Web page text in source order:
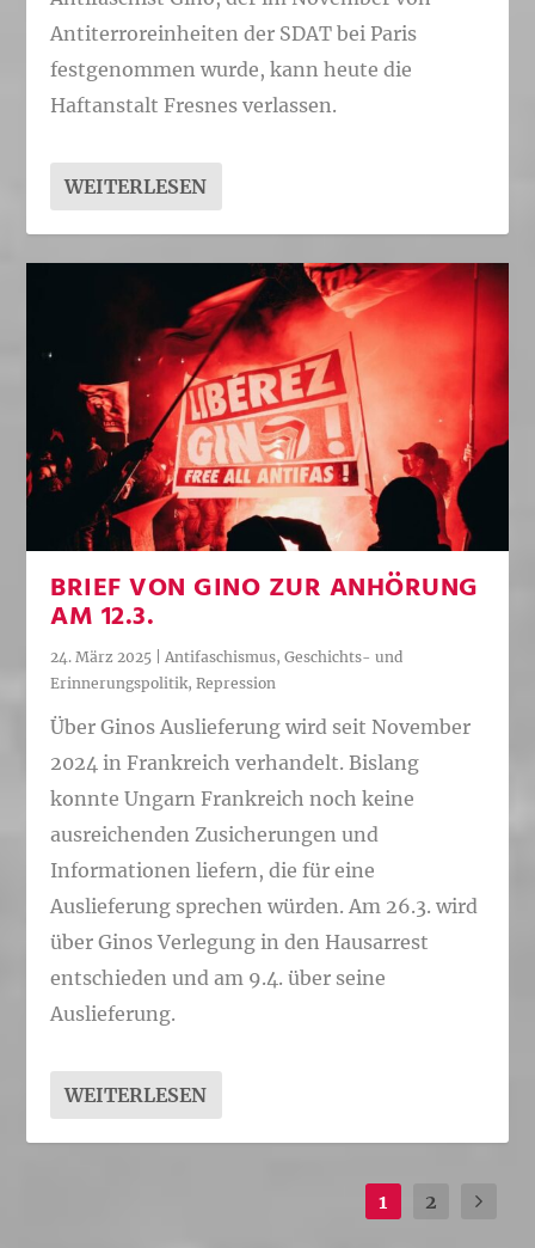
Antiterroreinheiten der SDAT bei Paris
festgenommen wurde, kann heute die
Haftanstalt Fresnes verlassen.
WEITERLESEN
BRIEF VON GINO ZUR ANHÖRUNG
AM 12.3.
24. März 2025 |Antifaschismus,Geschichts- und
Erinnerungspolitik,Repression
Über Ginos Auslieferung wird seit November
2024 in Frankreich verhandelt. Bislang
konnte Ungarn Frankreich noch keine
ausreichenden Zusicherungen und
Informationen liefern, die für eine
Auslieferung sprechen würden. Am 26.3. wird
über Ginos Verlegung in den Hausarrest
entschieden und am 9.4. über seine
Auslieferung.
WEITERLESEN
1 2